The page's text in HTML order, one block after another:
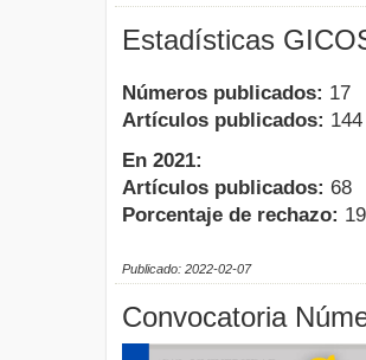
Estadísticas
Números publicados: 17
Artículos publicados: 144
En 2021:
Artículos publicados: 68
Porcentaje de rechazo:
Publicado: 2022-02-07
Convocatoria